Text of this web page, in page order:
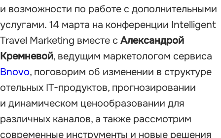
и возможности по работе с дополнительными
услугами. 14 марта на конференции Intelligent
Travel Marketing вместе с Александрой
Кремневой, ведущим маркетологом сервиса
Bnovo, поговорим об изменении в структуре
отельных IT-продуктов, прогнозировании
и динамическом ценообразовании для
различных каналов, а также рассмотрим
современные инструменты и новые решения